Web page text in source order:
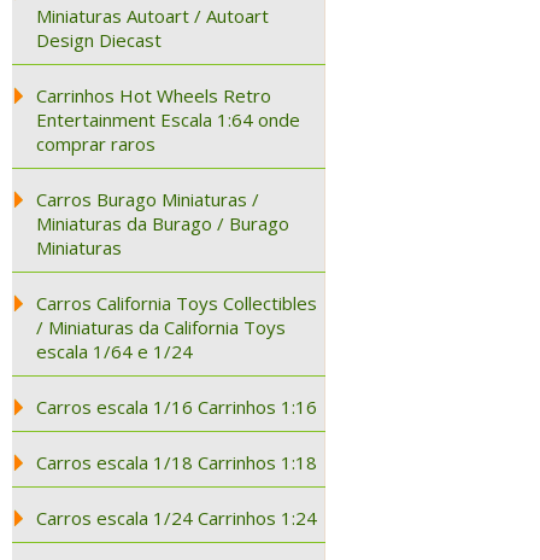
Miniaturas Autoart / Autoart
Design Diecast
Carrinhos Hot Wheels Retro
Entertainment Escala 1:64 onde
comprar raros
Carros Burago Miniaturas /
Miniaturas da Burago / Burago
Miniaturas
Carros California Toys Collectibles
/ Miniaturas da California Toys
escala 1/64 e 1/24
Carros escala 1/16 Carrinhos 1:16
Carros escala 1/18 Carrinhos 1:18
Carros escala 1/24 Carrinhos 1:24